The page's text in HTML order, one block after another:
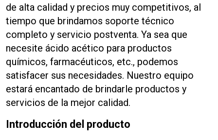
de alta calidad y precios muy competitivos, al
tiempo que brindamos soporte técnico
completo y servicio postventa. Ya sea que
necesite ácido acético para productos
químicos, farmacéuticos, etc., podemos
satisfacer sus necesidades. Nuestro equipo
estará encantado de brindarle productos y
servicios de la mejor calidad.
Introducción del producto